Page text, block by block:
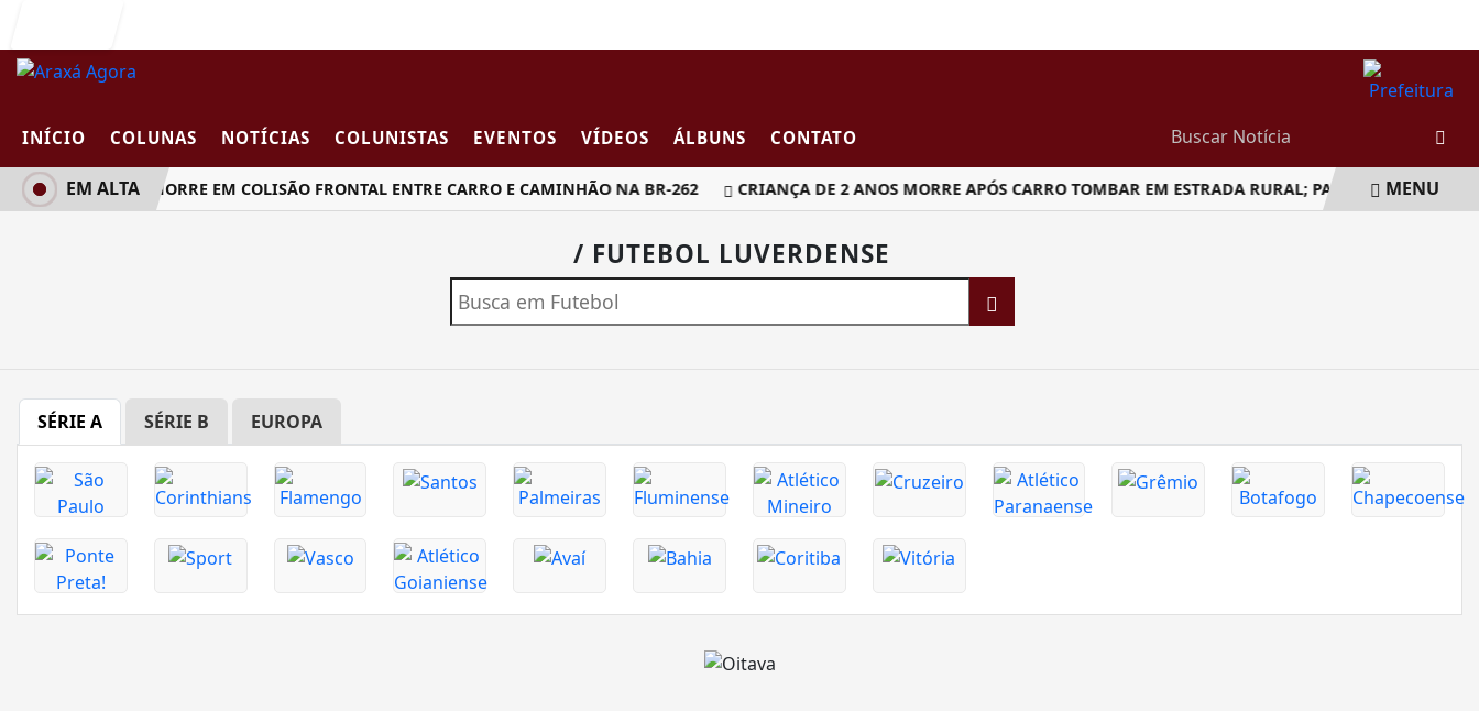
INÍCIO COLUNAS NOTÍCIAS COLUNISTAS EVENTOS VÍDEOS ÁLBUNS CONTATO
MULHER MORRE EM COLISÃO FRONTAL ENTRE CARRO E CAMINHÃO NA BR-262 CRIANÇA DE 2 ANOS MORRE APÓS CARRO TOMBAR EM ESTRADA RURAL; PAI É PRESO
EM ALTA MENU
/ FUTEBOL LUVERDENSE
SÉRIE A SÉRIE B EUROPA